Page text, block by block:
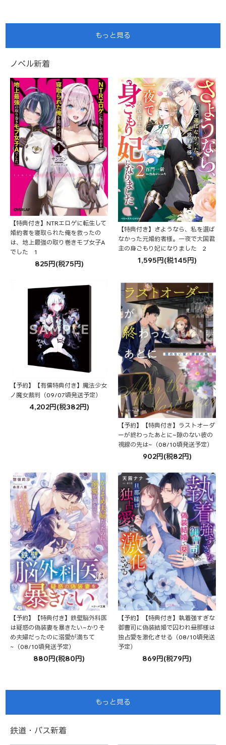
もっと見る
ノベル新着
【特典付き】NTRエロゲに転生して
婚約者を寝取られた俺を救ったの
は、地上最強の取り巻きモブ女子A
でした 1
825円(税75円)
【特典付き】さようなら、私を選ば
なかった元婚約者様。一夜で大国君
主の身ごもり妃になりました 2
1,595円(税145円)
【予約】【有償特典付き】魔法少女
ノ魔女裁判（09/07頃発送予定）
4,202円(税382円)
【予約】【特典付き】ラストオーダ
ーが終わったあとに~隙のない彼の
視線の先は~（08/10頃発送予定）
902円(税82円)
【予約】【特典付き】鉄壁脳外科医
は疑惑の偽装妻を暴きたい~かりそ
め夫婦だったのに溺愛が満ちて
~（08/10頃発送予定）
880円(税80円)
【予約】【特典付き】執着強すぎな
御曹司に偽装結婚で囚われ──旦那様は
独占愛を激化させる（08/10頃発送
予定）
869円(税79円)
もっと見る
鉄道・バス新着